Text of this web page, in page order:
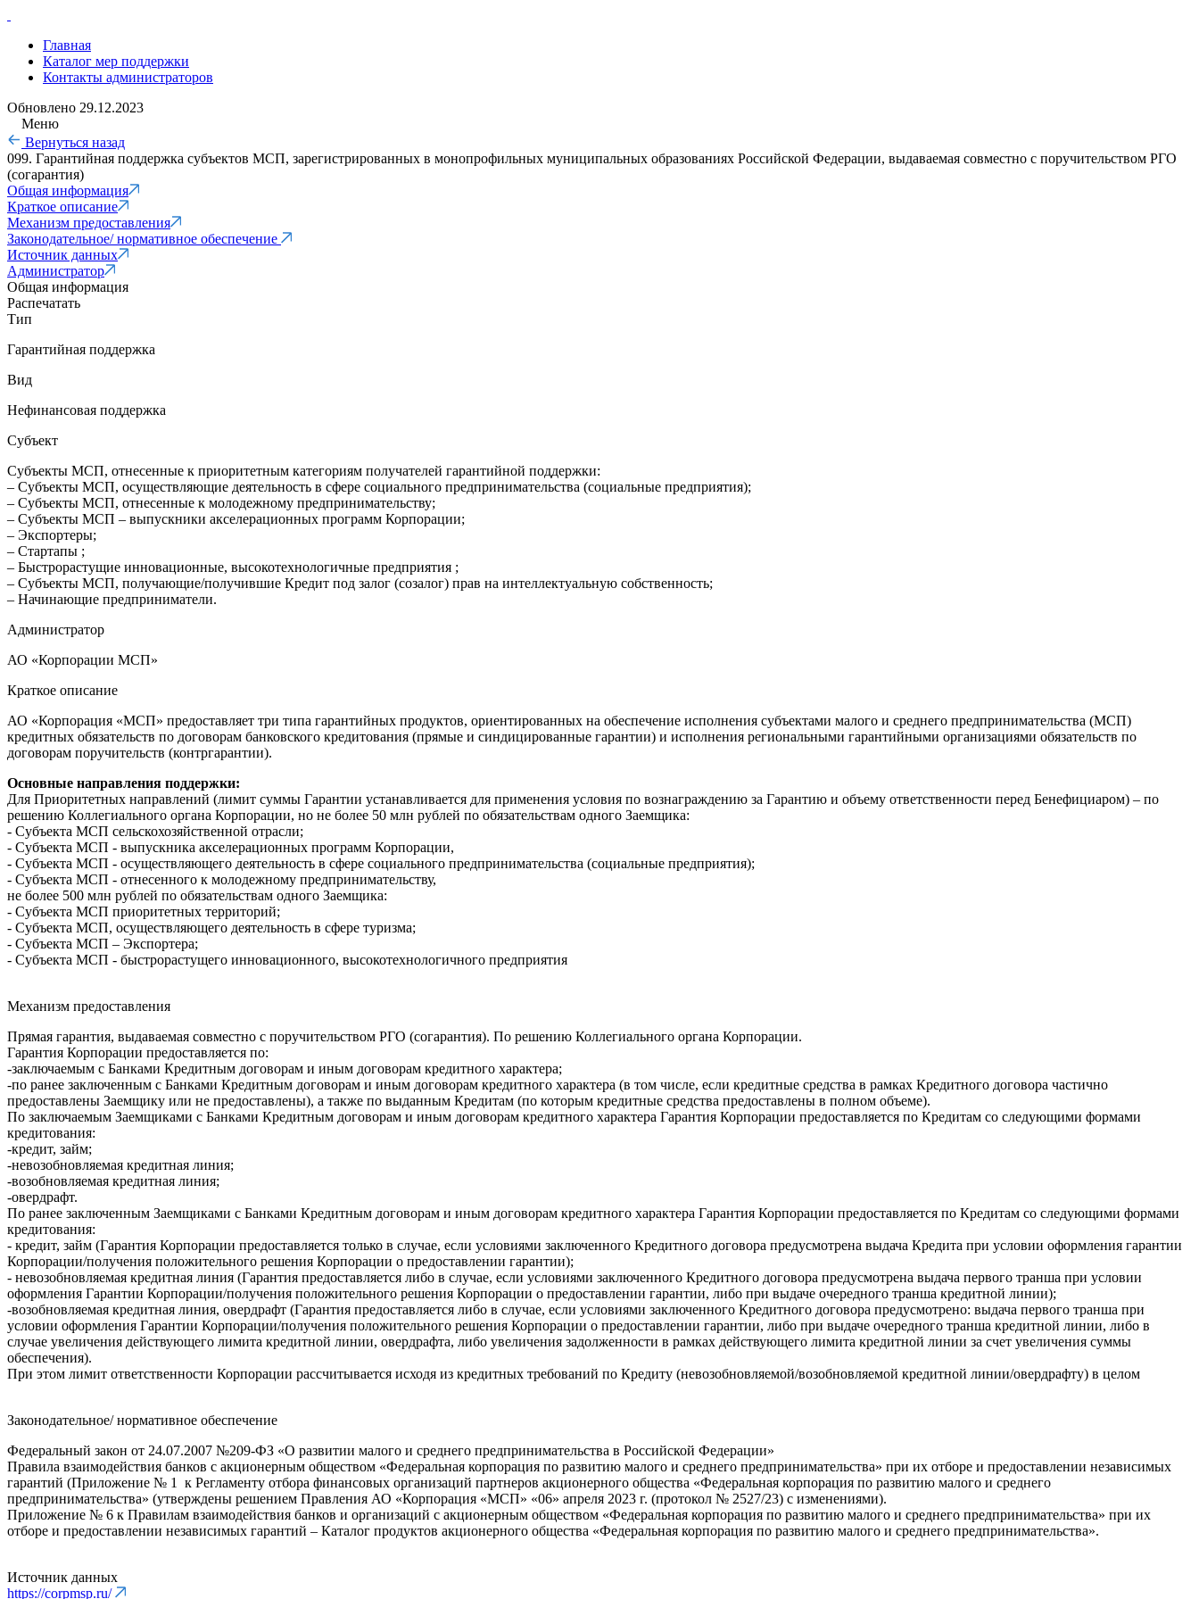
Главная
Каталог мер поддержки
Контакты администраторов
Обновлено 29.12.2023
Меню
Вернуться назад
099. Гарантийная поддержка субъектов МСП, зарегистрированных в монопрофильных муниципальных образованиях Российской Федерации, выдаваемая совместно с поручительством РГО
(согарантия)
Общая информация
Краткое описание
Механизм предоставления
Законодательное/ нормативное обеспечение
Источник данных
Администратор
Общая информация
Распечатать
Тип
Гарантийная поддержка
Вид
Нефинансовая поддержка
Субъект
Субъекты МСП, отнесенные к приоритетным категориям получателей гарантийной поддержки:
– Субъекты МСП, осуществляющие деятельность в сфере социального предпринимательства (социальные предприятия);
– Субъекты МСП, отнесенные к молодежному предпринимательству;
– Субъекты МСП – выпускники акселерационных программ Корпорации;
– Экспортеры;
– Стартапы ;
– Быстрорастущие инновационные, высокотехнологичные предприятия ;
– Субъекты МСП, получающие/получившие Кредит под залог (созалог) прав на интеллектуальную собственность;
– Начинающие предприниматели.
Администратор
АО «Корпорации МСП»
Краткое описание
АО «Корпорация «МСП» предоставляет три типа гарантийных продуктов, ориентированных на обеспечение исполнения субъектами малого и среднего предпринимательства (МСП)
кредитных обязательств по договорам банковского кредитования (прямые и синдицированные гарантии) и исполнения региональными гарантийными организациями обязательств по
договорам поручительств (контргарантии).
Основные направления поддержки:
Для Приоритетных направлений (лимит суммы Гарантии устанавливается для применения условия по вознаграждению за Гарантию и объему ответственности перед Бенефициаром) – по
решению Коллегиального органа Корпорации, но не более 50 млн рублей по обязательствам одного Заемщика:
- Субъекта МСП сельскохозяйственной отрасли;
- Субъекта МСП - выпускника акселерационных программ Корпорации,
- Субъекта МСП - осуществляющего деятельность в сфере социального предпринимательства (социальные предприятия);
- Субъекта МСП - отнесенного к молодежному предпринимательству,
не более 500 млн рублей по обязательствам одного Заемщика:
- Субъекта МСП приоритетных территорий;
- Субъекта МСП, осуществляющего деятельность в сфере туризма;
- Субъекта МСП – Экспортера;
- Субъекта МСП - быстрорастущего инновационного, высокотехнологичного предприятия
Механизм предоставления
Прямая гарантия, выдаваемая совместно с поручительством РГО (согарантия). По решению Коллегиального органа Корпорации.
Гарантия Корпорации предоставляется по:
-заключаемым с Банками Кредитным договорам и иным договорам кредитного характера;
-по ранее заключенным с Банками Кредитным договорам и иным договорам кредитного характера (в том числе, если кредитные средства в рамках Кредитного договора частично
предоставлены Заемщику или не предоставлены), а также по выданным Кредитам (по которым кредитные средства предоставлены в полном объеме).
По заключаемым Заемщиками с Банками Кредитным договорам и иным договорам кредитного характера Гарантия Корпорации предоставляется по Кредитам со следующими формами
кредитования:
-кредит, займ;
-невозобновляемая кредитная линия;
-возобновляемая кредитная линия;
-овердрафт.
По ранее заключенным Заемщиками c Банками Кредитным договорам и иным договорам кредитного характера Гарантия Корпорации предоставляется по Кредитам со следующими формами
кредитования:
- кредит, займ (Гарантия Корпорации предоставляется только в случае, если условиями заключенного Кредитного договора предусмотрена выдача Кредита при условии оформления гарантии
Корпорации/получения положительного решения Корпорации о предоставлении гарантии);
- невозобновляемая кредитная линия (Гарантия предоставляется либо в случае, если условиями заключенного Кредитного договора предусмотрена выдача первого транша при условии
оформления Гарантии Корпорации/получения положительного решения Корпорации о предоставлении гарантии, либо при выдаче очередного транша кредитной линии);
-возобновляемая кредитная линия, овердрафт (Гарантия предоставляется либо в случае, если условиями заключенного Кредитного договора предусмотрено: выдача первого транша при
условии оформления Гарантии Корпорации/получения положительного решения Корпорации о предоставлении гарантии, либо при выдаче очередного транша кредитной линии, либо в
случае увеличения действующего лимита кредитной линии, овердрафта, либо увеличения задолженности в рамках действующего лимита кредитной линии за счет увеличения суммы
обеспечения).
При этом лимит ответственности Корпорации рассчитывается исходя из кредитных требований по Кредиту (невозобновляемой/возобновляемой кредитной линии/овердрафту) в целом
Законодательное/ нормативное обеспечение
Федеральный закон от 24.07.2007 №209-ФЗ «О развитии малого и среднего предпринимательства в Российской Федерации»
Правила взаимодействия банков с акционерным обществом «Федеральная корпорация по развитию малого и среднего предпринимательства» при их отборе и предоставлении независимых
гарантий (Приложение № 1 к Регламенту отбора финансовых организаций партнеров акционерного общества «Федеральная корпорация по развитию малого и среднего
предпринимательства» (утверждены решением Правления АО «Корпорация «МСП» «06» апреля 2023 г. (протокол № 2527/23) с изменениями).
Приложение № 6 к Правилам взаимодействия банков и организаций с акционерным обществом «Федеральная корпорация по развитию малого и среднего предпринимательства» при их
отборе и предоставлении независимых гарантий – Каталог продуктов акционерного общества «Федеральная корпорация по развитию малого и среднего предпринимательства».
Источник данных
https://corpmsp.ru/